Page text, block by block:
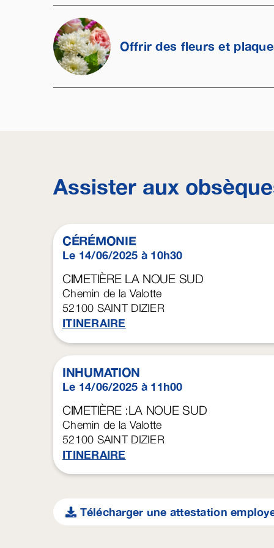
Offrir des fleurs et
Assister aux
CÉRÉMONIE
Le 14/06/2025 à 10h30
CIMETIÈRE LA NOUE SUD
Chemin de la Valotte
52100 SAINT DIZIER
ITINERAIRE
INHUMATION
Le 14/06/2025 à 11h00
CIMETIÈRE :LA NOUE SUD
Chemin de la Valotte
52100 SAINT DIZIER
ITINERAIRE
Télécharger une attestation